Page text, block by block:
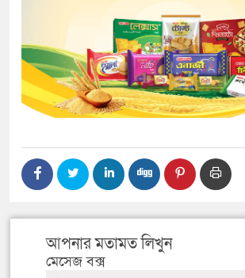
আপনার মতামত লিখুন
মেসেজ বক্স